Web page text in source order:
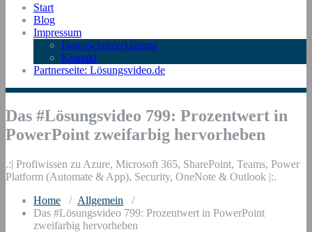
Start
Blog
Impressum
Datenschutzerklärung
Kontakt
Partnerseite: Lösungsvideo.de
Das #Lösungsvideo 799: Prozentwert in
PowerPoint zweifarbig hervorheben
.:| Profiwissen zu Azure, Microsoft 365, SharePoint, Teams, Power
Platform (Automate & App), Security, OneNote & Outlook |:.
Home / Allgemein /
Das #Lösungsvideo 799: Prozentwert in PowerPoint
zweifarbig hervorheben